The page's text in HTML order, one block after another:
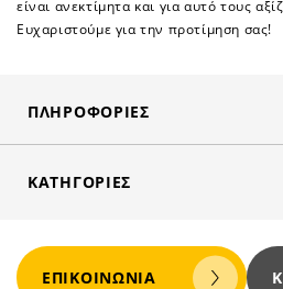
είναι ανεκτίμητα και για αυτό τους
Ευχαριστούμε για την προτίμηση σας!
ΠΛΗΡΟΦΟΡΊΕΣ
ΚΑΤΗΓΟΡΊΕΣ
ΕΠΙΚΟΙΝΩΝΊΑ